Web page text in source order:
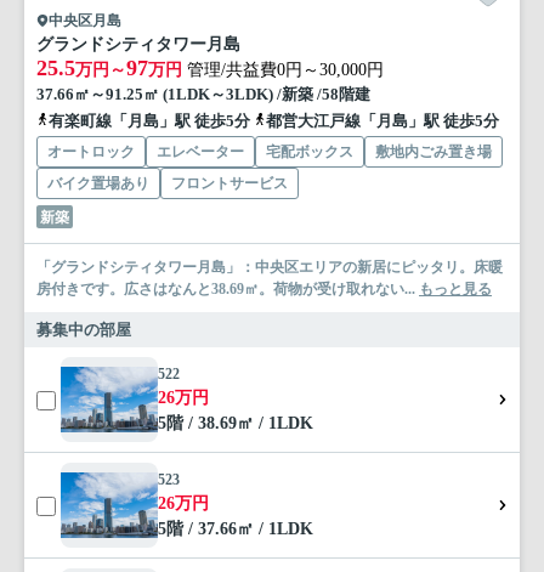
中央区月島
グランドシティタワー月島
25.5万円～97万円 管理/共益費0円～30,000円
37.66㎡～91.25㎡ (1LDK～3LDK) /新築 /58階建
有楽町線「月島」駅 徒歩5分
都営大江戸線「月島」駅 徒歩5分
オートロック エレベーター 宅配ボックス
敷地内ごみ置き場
バイク置場あり
フロントサービス
新築
「グランドシティタワー月島」：中央区エリアの新居にピッタリ。床暖
房付きです。広さはなんと38.69㎡。荷物が受け取れない... もっと見る
募集中の部屋
522
26万円
5階 / 38.69㎡ / 1LDK
523
26万円
5階 / 37.66㎡ / 1LDK